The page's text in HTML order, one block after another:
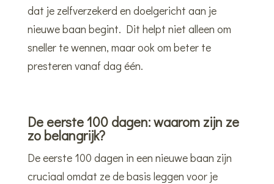
dat je zelfverzekerd en doelgericht aan je
nieuwe baan begint. Dit helpt niet alleen om
sneller te wennen, maar ook om beter te
presteren vanaf dag één.
De eerste 100 dagen: waarom zijn ze
zo belangrijk?
De eerste 100 dagen in een nieuwe baan zijn
cruciaal omdat ze de basis leggen voor je